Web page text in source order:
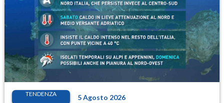
TENDENZA 5 Agosto 2026